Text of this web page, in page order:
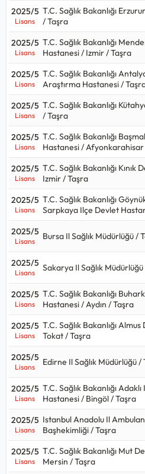
2025/5
Lisans
T.C. Sağlık Bakanlığı
/ Taşra
2025/5
Lisans
T.C. Sağlık Bakanlığı
Hastanesi / Izmir / Taşra
2025/5
Lisans
T.C. Sağlık Bakanlığı
Araştırma Hastanesi /
2025/5
Lisans
T.C. Sağlık Bakanlığı
/ Taşra
2025/5
Lisans
T.C. Sağlık Bakanlığı
Hastanesi /
2025/5
Lisans
T.C. Sağlık Bakanlığı
Izmir / Taşra
2025/5
Lisans
T.C. Sağlık Bakanlığı
Sarpkaya Ilçe Devlet
2025/5
Lisans Bursa Il Sağlık Müdürlüğü /
2025/5
Lisans Sakarya Il Sağlık
2025/5
Lisans
T.C. Sağlık Bakanlığı
Hastanesi / Aydın / Taşra
2025/5
Lisans
T.C. Sağlık Bakanlığı
Tokat / Taşra
2025/5
Lisans Edirne Il Sağlık Müdürlüğü /
2025/5
Lisans
T.C. Sağlık Bakanlığı
Hastanesi / Bingöl / Taşra
2025/5
Lisans
Istanbul Anadolu Il
Başhekimliği / Taşra
2025/5
Lisans
T.C. Sağlık Bakanlığı Mut
Mersin / Taşra